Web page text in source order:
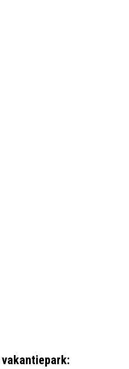
vakantiepark: